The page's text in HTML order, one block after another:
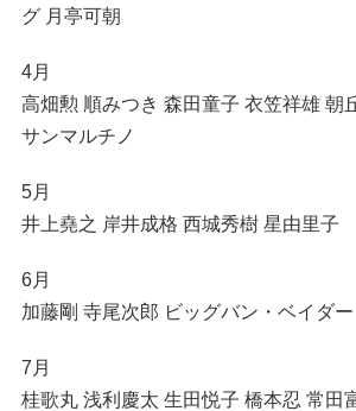
グ 月亭可朝
4月
高畑勲 順みつき 森田童子 衣笠祥雄 朝
サンマルチノ
5月
井上堯之 岸井成格 西城秀樹 星由里子
6月
加藤剛 寺尾次郎 ビッグバン・ベイダー
7月
桂歌丸 浅利慶太 生田悦子 橋本忍 常田